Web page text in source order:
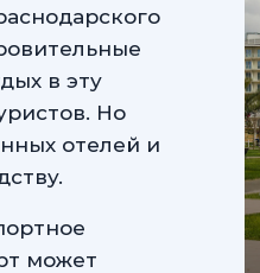
в эту
Но
отелей и
может